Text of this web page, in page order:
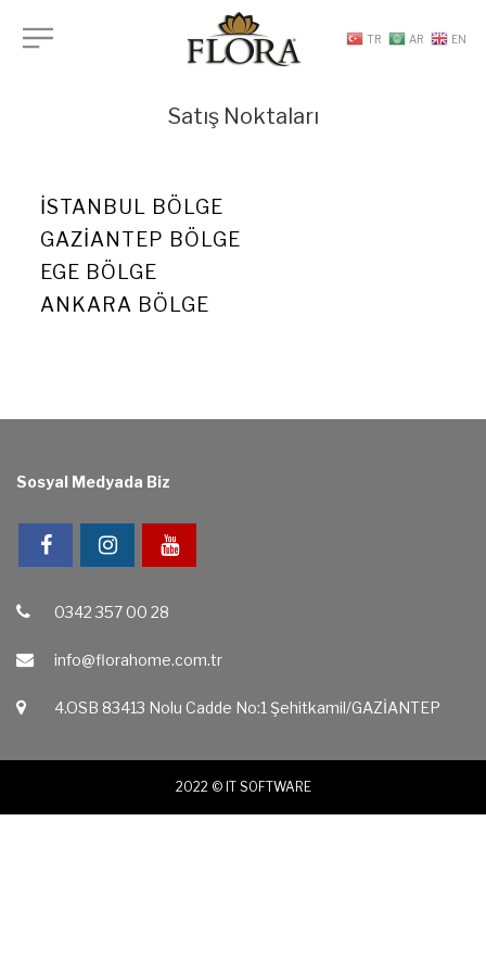
TR AR EN
Satış Noktaları
İSTANBUL BÖLGE
GAZIANTEP BÖLGE
EGE BÖLGE
ANKARA BÖLGE
Sosyal Medyada Biz
0342 357 00 28
info@florahome.com.tr
4.OSB 83413 Nolu Cadde No:1 Şehitkamil/GAZİANTEP‎
2022 © IT SOFTWARE